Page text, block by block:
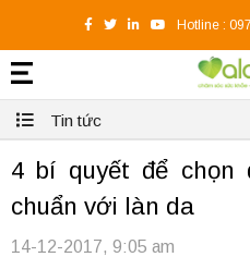
Hotline :
Tin tức
4 bí quyết để chọn
chuẩn với làn da
14-12-2017, 9:05 am